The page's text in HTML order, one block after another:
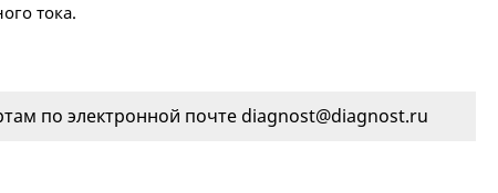
тока.
по электронной почте diagnost@diagnost.ru